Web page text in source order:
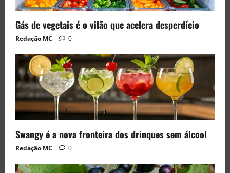
Gás de vegetais é o vilão que acelera desperdício
Redação MC 0
Swangy é a nova fronteira dos drinques sem álcool
Redação MC 0